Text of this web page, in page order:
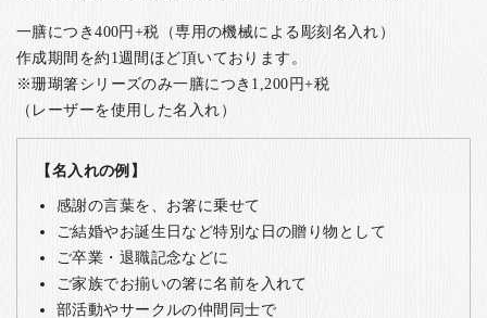
一膳につき400円+税（専用の機械による彫刻名入れ）
作成期間を約1週間ほど頂いております。
※珊瑚箸シリーズのみ一膳につき1,200円+税
（レーザーを使用した名入れ）
【名入れの例】
感謝の言葉を、お箸に乗せて
ご結婚やお誕生日など特別な日の贈り物として
ご卒業・退職記念などに
ご家族でお揃いの箸に名前を入れて
部活動やサークルの仲間同士で